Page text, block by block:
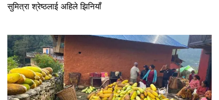
सुमित्रा श्रेष्ठलाई अहिले झिनियाँ